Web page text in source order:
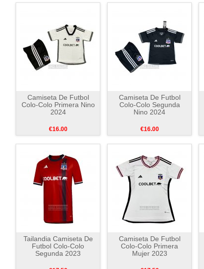
Camiseta De Futbol
Colo-Colo Primera Nino
2024
€16.00
Camiseta De Futbol
Colo-Colo Segunda
Nino 2024
€16.00
Tailandia Camiseta De
Futbol Colo-Colo
Segunda 2023
Camiseta De Futbol
Colo-Colo Primera
Mujer 2023